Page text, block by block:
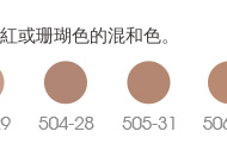
或珊瑚色的混和色。